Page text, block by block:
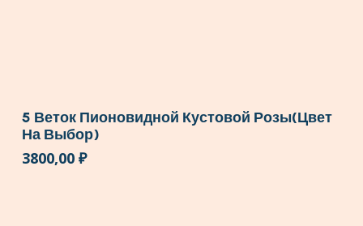
5 Веток Пионовидной Кустовой Розы(цвет
На Выбор)
3800,00 ₽